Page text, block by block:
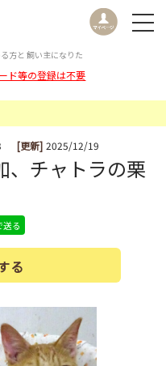
方と 飼い主になりた
ド等の登録は不要
[更新] 2025/12/19
、チャトラの栗
送る
る